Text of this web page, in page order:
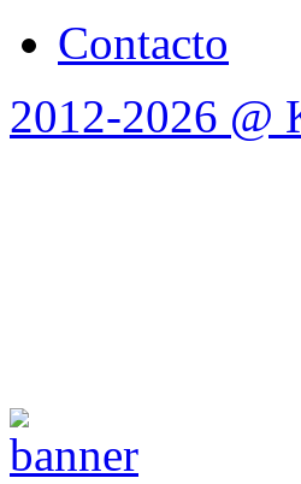
Contacto
2012-2026 @